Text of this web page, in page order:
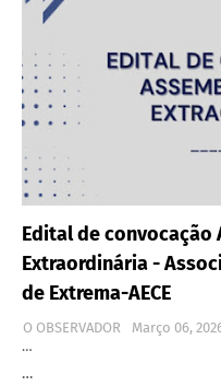
Edital de convocação
Extraordinária -
de Extrema-AECE
O OBSERVADOR
Março 06,
…
…